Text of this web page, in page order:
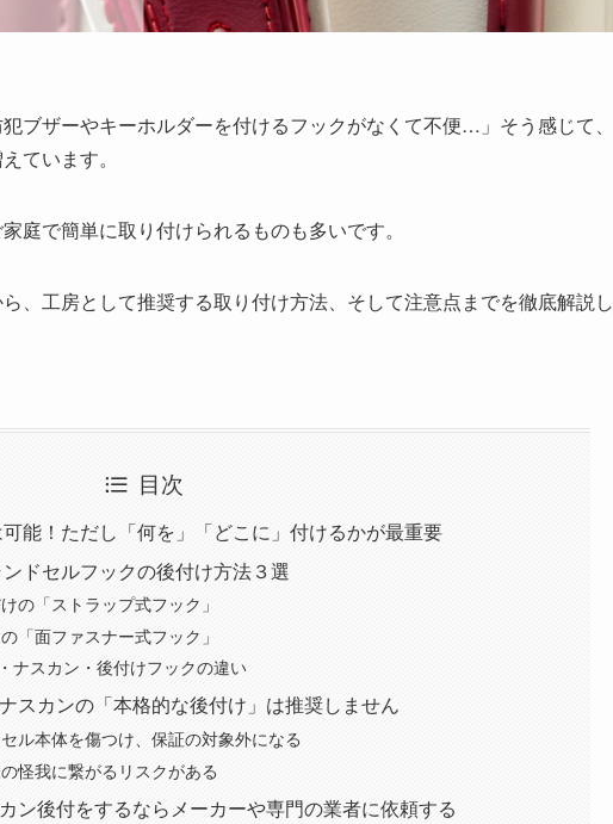
ブザーやキーホルダーを付けるフックがなくて不便…」そう感じて、
ています。
庭で簡単に取り付けられるものも多いです。
、工房として推奨する取り付け方法、そして注意点までを徹底解説し
目次
可能！ただし「何を」「どこに」付けるかが最重要
ドセルフックの後付け方法３選
の「ストラップ式フック」
「面ファスナー式フック」
ナスカン・後付けフックの違い
スカンの「本格的な後付け」は推奨しません
ル本体を傷つけ、保証の対象外になる
怪我に繋がるリスクがある
ン後付をするならメーカーや専門の業者に依頼する